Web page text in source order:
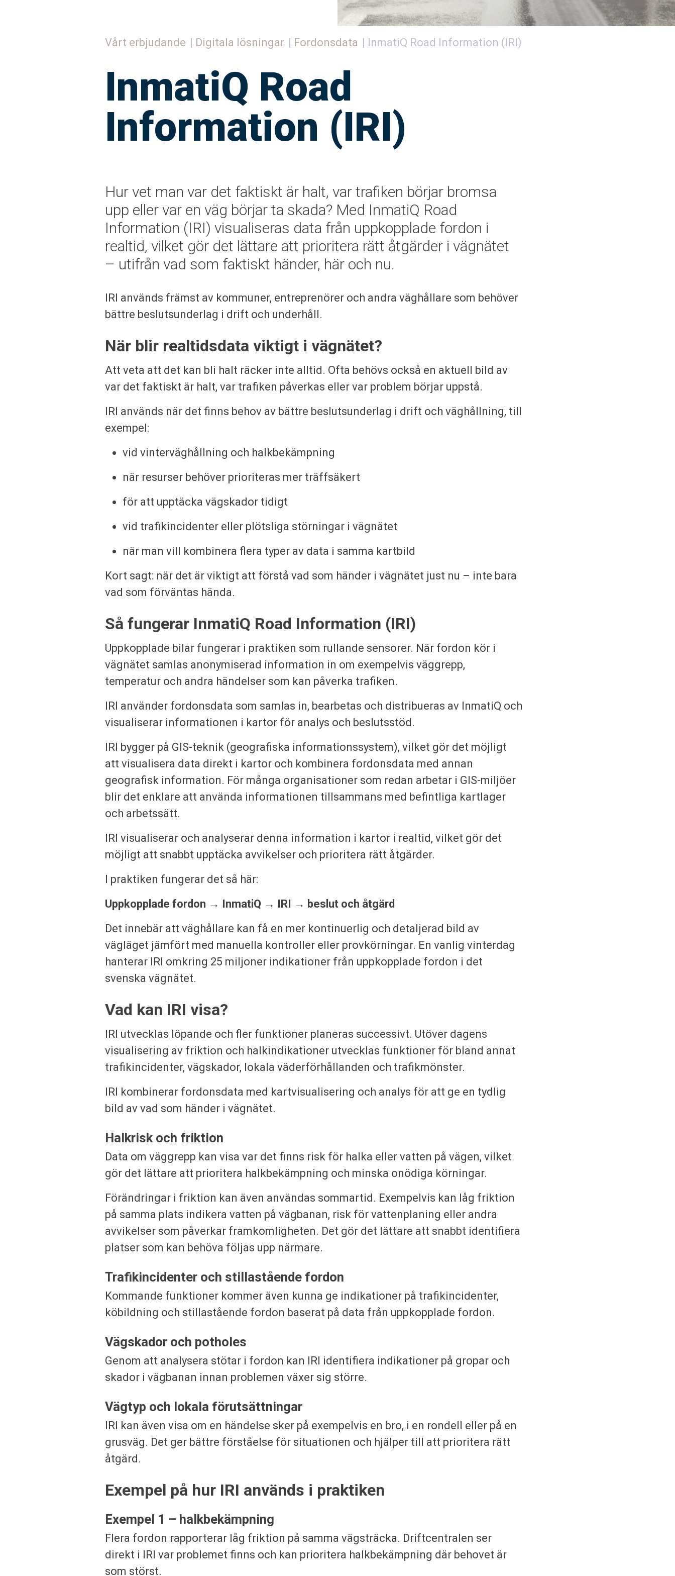
Vårt erbjudande Digitala lösningar Fordonsdata InmatiQ Road Information (IRI)
InmatiQ Road
Information (IRI)
Hur vet man var det faktiskt är halt, var trafiken börjar bromsa
upp eller var en väg börjar ta skada? Med InmatiQ Road
Information (IRI) visualiseras data från uppkopplade fordon i
realtid, vilket gör det lättare att prioritera rätt åtgärder i vägnätet
– utifrån vad som faktiskt händer, här och nu.
IRI används främst av kommuner, entreprenörer och andra väghållare som behöver
bättre beslutsunderlag i drift och underhåll.
När blir realtidsdata viktigt i vägnätet?
Att veta att det kan bli halt räcker inte alltid. Ofta behövs också en aktuell bild av
var det faktiskt är halt, var trafiken påverkas eller var problem börjar uppstå.
IRI används när det finns behov av bättre beslutsunderlag i drift och väghållning, till
exempel:
vid vinterväghållning och halkbekämpning
när resurser behöver prioriteras mer träffsäkert
för att upptäcka vägskador tidigt
vid trafikincidenter eller plötsliga störningar i vägnätet
när man vill kombinera flera typer av data i samma kartbild
Kort sagt: när det är viktigt att förstå vad som händer i vägnätet just nu – inte bara
vad som förväntas hända.
Så fungerar InmatiQ Road Information (IRI)
Uppkopplade bilar fungerar i praktiken som rullande sensorer. När fordon kör i
vägnätet samlas anonymiserad information in om exempelvis väggrepp,
temperatur och andra händelser som kan påverka trafiken.
IRI använder fordonsdata som samlas in, bearbetas och distribueras av InmatiQ och
visualiserar informationen i kartor för analys och beslutsstöd.
IRI bygger på GIS-teknik (geografiska informationssystem), vilket gör det möjligt
att visualisera data direkt i kartor och kombinera fordonsdata med annan
geografisk information. För många organisationer som redan arbetar i GIS-miljöer
blir det enklare att använda informationen tillsammans med befintliga kartlager
och arbetssätt.
IRI visualiserar och analyserar denna information i kartor i realtid, vilket gör det
möjligt att snabbt upptäcka avvikelser och prioritera rätt åtgärder.
I praktiken fungerar det så här:
Uppkopplade fordon → InmatiQ → IRI → beslut och åtgärd
Det innebär att väghållare kan få en mer kontinuerlig och detaljerad bild av
vägläget jämfört med manuella kontroller eller provkörningar. En vanlig vinterdag
hanterar IRI omkring 25 miljoner indikationer från uppkopplade fordon i det
svenska vägnätet.
Vad kan IRI visa?
IRI utvecklas löpande och fler funktioner planeras successivt. Utöver dagens
visualisering av friktion och halkindikationer utvecklas funktioner för bland annat
trafikincidenter, vägskador, lokala väderförhållanden och trafikmönster.
IRI kombinerar fordonsdata med kartvisualisering och analys för att ge en tydlig
bild av vad som händer i vägnätet.
Halkrisk och friktion
Data om väggrepp kan visa var det finns risk för halka eller vatten på vägen, vilket
gör det lättare att prioritera halkbekämpning och minska onödiga körningar.
Förändringar i friktion kan även användas sommartid. Exempelvis kan låg friktion
på samma plats indikera vatten på vägbanan, risk för vattenplaning eller andra
avvikelser som påverkar framkomligheten. Det gör det lättare att snabbt identifiera
platser som kan behöva följas upp närmare.
Trafikincidenter och stillastående fordon
Kommande funktioner kommer även kunna ge indikationer på trafikincidenter,
köbildning och stillastående fordon baserat på data från uppkopplade fordon.
Vägskador och potholes
Genom att analysera stötar i fordon kan IRI identifiera indikationer på gropar och
skador i vägbanan innan problemen växer sig större.
Vägtyp och lokala förutsättningar
IRI kan även visa om en händelse sker på exempelvis en bro, i en rondell eller på en
grusväg. Det ger bättre förståelse för situationen och hjälper till att prioritera rätt
åtgärd.
Exempel på hur IRI används i praktiken
Exempel 1 – halkbekämpning
Flera fordon rapporterar låg friktion på samma vägsträcka. Driftcentralen ser
direkt i IRI var problemet finns och kan prioritera halkbekämpning där behovet är
som störst.